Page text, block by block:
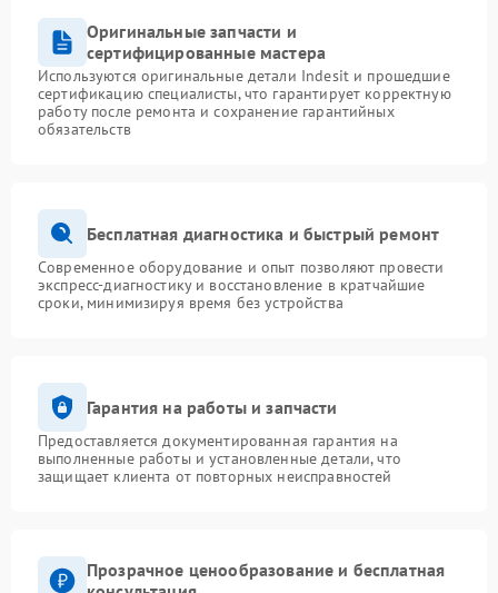
Оригинальные запчасти и
сертифицированные мастера
Используются оригинальные детали Indesit и прошедшие
сертификацию специалисты, что гарантирует корректную
работу после ремонта и сохранение гарантийных
обязательств
Бесплатная диагностика и быстрый ремонт
Современное оборудование и опыт позволяют провести
экспресс-диагностику и восстановление в кратчайшие
сроки, минимизируя время без устройства
Гарантия на работы и запчасти
Предоставляется документированная гарантия на
выполненные работы и установленные детали, что
защищает клиента от повторных неисправностей
Прозрачное ценообразование и бесплатная